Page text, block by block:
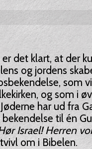
det klart, at der
og jordens
som
og som i
har ud fra
til én
Israel! Herren
om i Bibelen.